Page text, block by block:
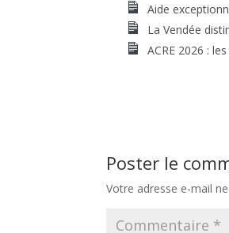
Aide
La Vendée
ACRE 2026 :
Poster le
Votre adresse e-mail